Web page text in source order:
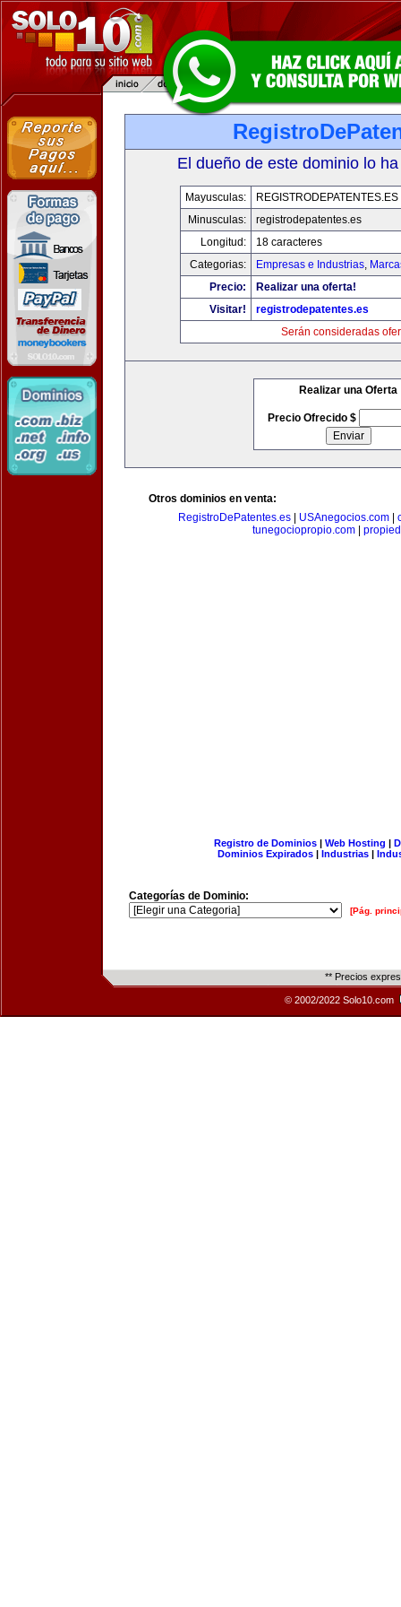
El dueño de este dominio lo
Mayusculas:
REGISTRODEPATENTES.ES
Minusculas:
registrodepatentes.es
Longitud:
18 caracteres
Categorias:
Empresas e Industrias,
Precio:
Realizar una oferta!
Visitar!
registrodepatentes.es
Serán consideradas
Realizar una Oferta
Precio Ofrecido $
Otros dominios en venta:
RegistroDePatentes.es
USAnegocios.com
tunegociopropio.com|
Registro de Dominios| Web Hosting |
Dominios Expirados | Industrias |
Categorías de Dominio:
[Pág.
** Precios
© 2002/2022 Solo10.com